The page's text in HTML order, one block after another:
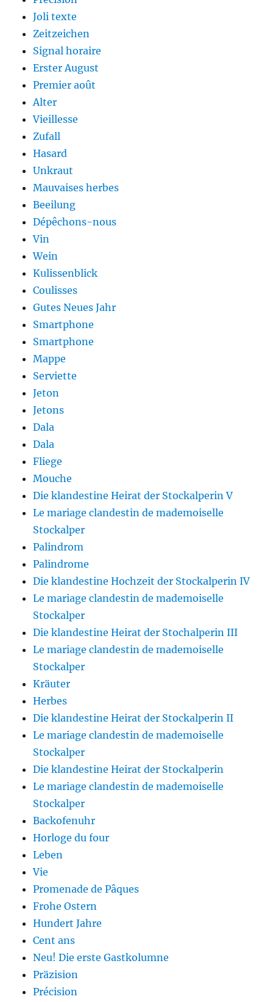
Joli texte
Zeitzeichen
Signal horaire
Erster August
Premier août
Alter
Vieillesse
Zufall
Hasard
Unkraut
Mauvaises herbes
Beeilung
Dépêchons-nous
Vin
Wein
Kulissenblick
Coulisses
Gutes Neues Jahr
Smartphone
Smartphone
Mappe
Serviette
Jeton
Jetons
Dala
Dala
Fliege
Mouche
Die klandestine Heirat der Stockalperin V
Le mariage clandestin de mademoiselle
Stockalper
Palindrom
Palindrome
Die klandestine Hochzeit der Stockalperin IV
Le mariage clandestin de mademoiselle
Stockalper
Die klandestine Heirat der Stochalperin III
Le mariage clandestin de mademoiselle
Stockalper
Kräuter
Herbes
Die klandestine Heirat der Stockalperin II
Le mariage clandestin de mademoiselle
Stockalper
Die klandestine Heirat der Stockalperin
Le mariage clandestin de mademoiselle
Stockalper
Backofenuhr
Horloge du four
Leben
Vie
Promenade de Pâques
Frohe Ostern
Hundert Jahre
Cent ans
Neu! Die erste Gastkolumne
Präzision
Précision